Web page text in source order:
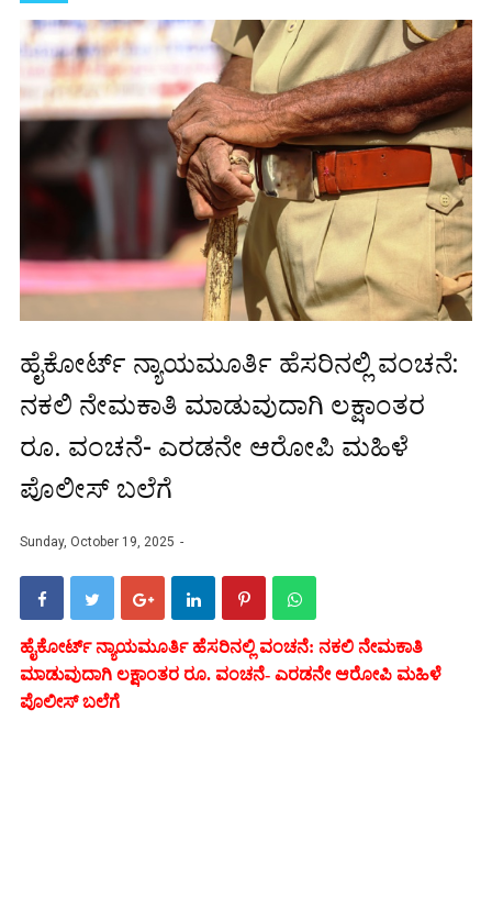
ಹೈಕೋರ್ಟ್ ನ್ಯಾಯಮೂರ್ತಿ ಹೆಸರಿನಲ್ಲಿ ವಂಚನೆ:
ನಕಲಿ ನೇಮಕಾತಿ ಮಾಡುವುದಾಗಿ ಲಕ್ಷಾಂತರ
ರೂ. ವಂಚನೆ- ಎರಡನೇ ಆರೋಪಿ ಮಹಿಳೆ
ಪೊಲೀಸ್ ಬಲೆಗೆ
Sunday, October 19, 2025
ಹೈಕೋರ್ಟ್ ನ್ಯಾಯಮೂರ್ತಿ ಹೆಸರಿನಲ್ಲಿ ವಂಚನೆ: ನಕಲಿ ನೇಮಕಾತಿ
ಮಾಡುವುದಾಗಿ ಲಕ್ಷಾಂತರ ರೂ. ವಂಚನೆ- ಎರಡನೇ ಆರೋಪಿ ಮಹಿಳೆ
ಪೊಲೀಸ್ ಬಲೆಗೆ